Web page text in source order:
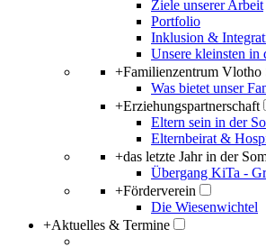
Ziele unserer Arbeit
Portfolio
Inklusion &
Unsere kleinsten in
+Familienzentrum Vlotho
Was bietet unser
+Erziehungspartnerschaft
Eltern sein in der
Elternbeirat &
+das letzte Jahr in der
Übergang KiTa -
+Förderverein
Die Wiesenwichtel
+Aktuelles & Termine